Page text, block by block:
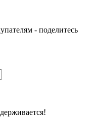
- поделитесь